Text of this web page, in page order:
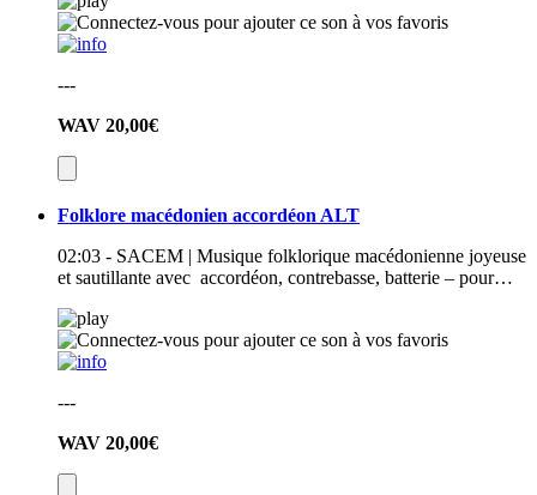
---
WAV 20,00€
Folklore macédonien accordéon ALT
02:03 - SACEM | Musique folklorique macédonienne joyeuse
et sautillante avec accordéon, contrebasse, batterie – pour…
---
WAV 20,00€